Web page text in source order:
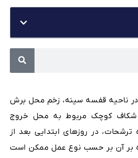
در ناحیه قفسه سینه، زخم محل برش
کوچک مربوط به محل خروج
ترشحات، در روزهای ابتدایی بعد از
‌بر آن بر حسب نوع عمل ممکن است